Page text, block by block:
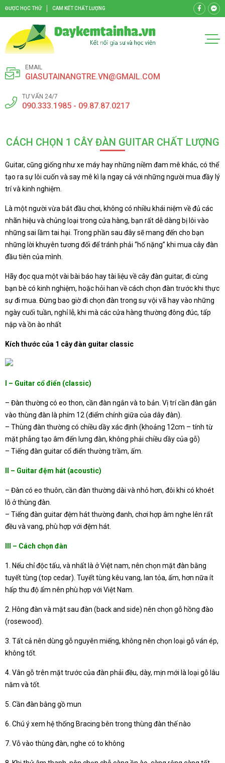
ĐƯỢC HỌC THỬ CAM KẾT CHẤT LƯỢNG
EMAIL
GIASUTAINANGTRE.VN@GMAIL.COM
TƯ VẤN 24/7
090.333.1985 - 09.87.87.0217
CÁCH CHỌN 1 CÂY ĐÀN GUITAR CHẤT LƯỢNG
Guitar, cũng giống như xe máy hay những niềm đam mê khác, có thể
tạo ra sự lôi cuốn và say mê kì lạ ngay cả với những người mua đầy lý
trí và kinh nghiệm.
Là một người vừa bắt đầu chơi, không có nhiều khái niệm về đủ các
nhãn hiệu và chủng loại trong cửa hàng, bạn rất dễ dàng bị lôi vào
những sai lầm tai hại. Trong phần sau đây sẽ mang đến cho bạn
những lời khuyên tương đối để tránh phải “hố nặng” khi mua cây đàn
đầu tiên của mình.
Hãy đọc qua một vài bài báo hay tài liệu về cây đàn guitar, đi cùng
bạn bè có kinh nghiệm, hoặc hỏi han về cách chọn đàn trước khi thực
sự đi mua. Đừng bao giờ đi chọn đàn trong sự vội vã hay vào những
ngày cuối tuần, nghỉ lễ, khi mà các cửa hàng thường đông đúc, tấp
nập và ồn ào nhất
Kích thước của 1 cây đàn guitar classic
I – Guitar cổ điển (classic)
– Đàn thường có eo thon, cần đàn ngắn và to bản. Vị trí cần đàn gắn
vào thùng đàn là phím 12 (điểm chính giữa của dây đàn).
– Thùng đàn thường có chiều dầy xác định (khoảng 12cm – tính từ
mặt phẳng tạo âm đến lưng đàn, không phải chiều dầy của gỗ)
– Tiếng đàn guitar cổ điển thường trầm, ấm.
II – Guitar đệm hát (acoustic)
– Đàn có eo thuôn, cần đàn thường dài và nhỏ hơn, đôi khi có khoét
lỗ ở thùng đàn.
– Tiếng đàn guitar đệm hát thường đanh, chơi hợp âm nghe lên rất
đều và vang, phù hợp với đệm hát.
III – Cách chọn đàn
1. Nếu chỉ độc tấu, và nhất là ở Việt nam, nên chọn mặt đàn bằng
tuyết tùng (top cedar). Tuyết tùng kêu vang, lan tỏa, ấm, hơn nữa ít
hấp thu độ ẩm nên phù hợp với Việt Nam.
2. Hông đàn và mặt sau đàn (back and side) nên chọn gỗ hồng đào
(rosewood).
3. Tất cả nên dùng gỗ nguyên miếng, không nên chọn loại gỗ ván ép,
không tốt.
4. Vân gỗ trên mặt trước của đàn phải đều, dày, mịn mới là loại gỗ lâu
năm và tốt.
5. Cần đàn bằng gồ mun
6. Chú ý xem hệ thống Bracing bên trong thùng đàn thế nào
7. Vỗ vào thùng đàn, nghe có to không